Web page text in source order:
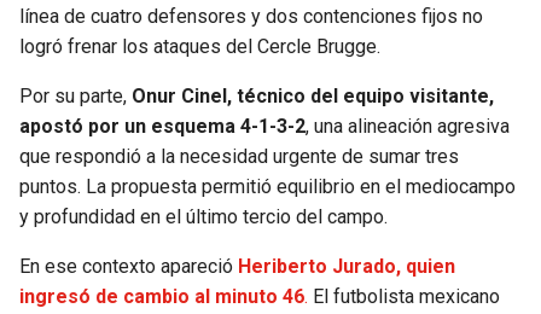
línea de cuatro defensores y dos contenciones fijos no
logró frenar los ataques del Cercle Brugge.
Por su parte, Onur Cinel, técnico del equipo visitante,
apostó por un esquema 4-1-3-2, una alineación agresiva
que respondió a la necesidad urgente de sumar tres
puntos. La propuesta permitió equilibrio en el mediocampo
y profundidad en el último tercio del campo.
En ese contexto apareció Heriberto Jurado, quien
ingresó de cambio al minuto 46. El futbolista mexicano